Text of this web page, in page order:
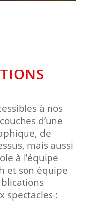
à nos
d’une
de
mais aussi
à l’équipe
et son équipe
spectacles :